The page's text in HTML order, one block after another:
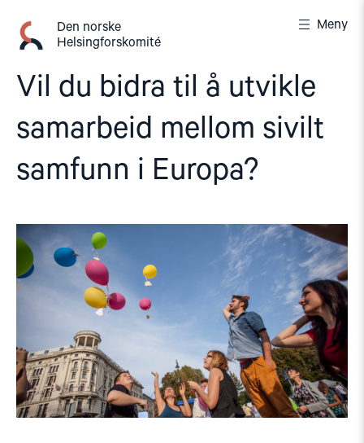
innhold
Den norske
Helsingforskomité
Meny
Vil du bidra til å utvikle
samarbeid mellom sivilt
samfunn i Europa?